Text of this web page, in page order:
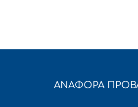
ΑΝΑΦΟΡΑ